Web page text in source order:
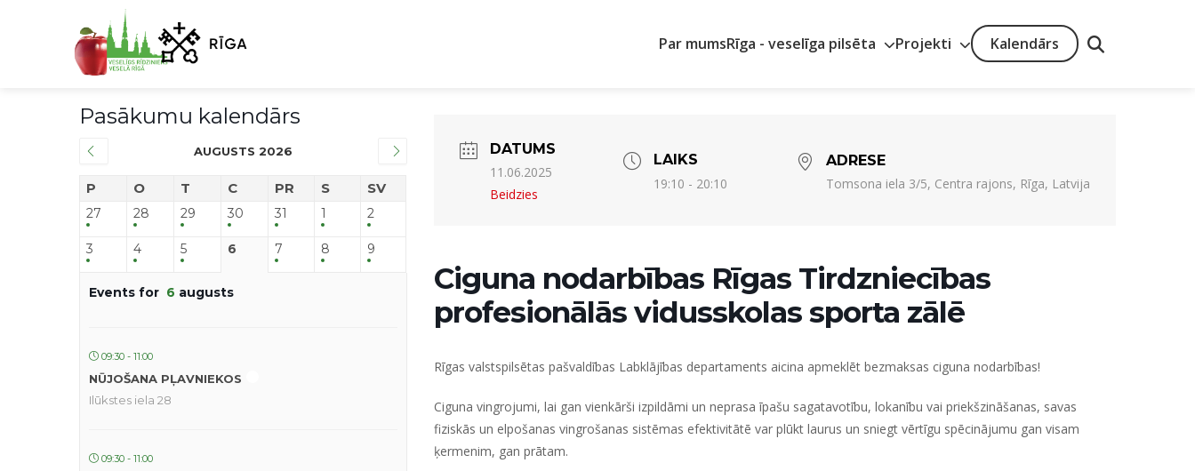
Par mumsRīga - veselīga pilsēta Projekti Kalendārs
Pasākumu kalendārs
AUGUSTS 2026
P O T C PR S SV
27 28 29 30 31 1 2
3 4 5 6 7 8 9
Events for 6 augusts
09:30 - 11:00
NŪJOŠANA PĻAVNIEKOS
Ilūkstes iela 28
09:30 - 11:00
DATUMS
11.06.2025
Beidzies
LAIKS
19:10 - 20:10
ADRESE
Tomsona iela 3/5, Centra rajons, Rīga, Latvija
Ciguna nodarbības Rīgas Tirdzniecības
profesionālās vidusskolas sporta zālē
Rīgas valstspilsētas pašvaldības Labklājības departaments aicina apmeklēt bezmaksas ciguna nodarbības!
Ciguna vingrojumi, lai gan vienkārši izpildāmi un neprasa īpašu sagatavotību, lokanību vai priekšzināšanas, savas
fiziskās un elpošanas vingrošanas sistēmas efektivitātē var plūkt laurus un sniegt vērtīgu spēcinājumu gan visam
ķermenim, gan prātam.